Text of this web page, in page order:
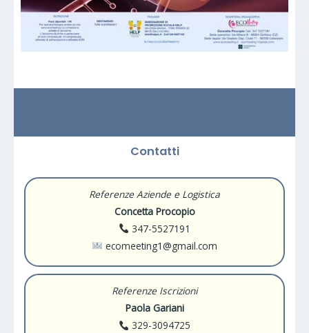
Contatti
Referenze Aziende e Logistica
Concetta Procopio
347-5527191
ecomeeting1@gmail.com
Referenze Iscrizioni
Paola Gariani
329-3094725